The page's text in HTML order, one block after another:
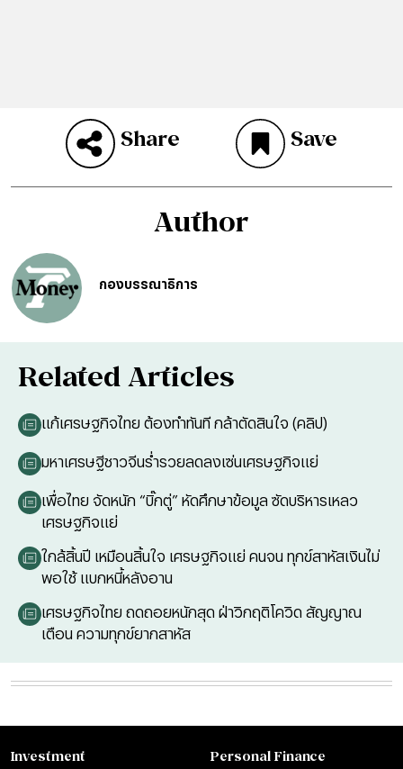
Share Save
Author
กองบรรณาธิการ
Related Articles
แก้เศรษฐกิจไทย ต้องทำทันที กล้าตัดสินใจ (คลิป)
มหาเศรษฐีชาวจีนร่ำรวยลดลงเซ่นเศรษฐกิจแย่
เพื่อไทย จัดหนัก “บิ๊กตู่” หัดศึกษาข้อมูล ซัดบริหารเหลว
เศรษฐกิจแย่
ใกล้สิ้นปี เหมือนสิ้นใจ เศรษฐกิจแย่ คนจน ทุกข์สาหัสเงินไม่
พอใช้ แบกหนี้หลังอาน
เศรษฐกิจไทย ถดถอยหนักสุด ฝ่าวิกฤติโควิด สัญญาณ
เตือน ความทุกข์ยากสาหัส
Investment Personal Finance